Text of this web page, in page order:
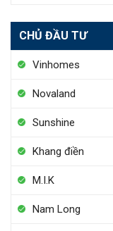
CHỦ ĐẦU TƯ
Vinhomes
Novaland
Sunshine
Khang điền
M.I.K
Nam Long